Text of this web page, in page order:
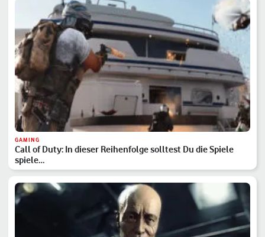
GAMING
Call of Duty: In dieser Reihenfolge solltest Du die Spiele
spiele…